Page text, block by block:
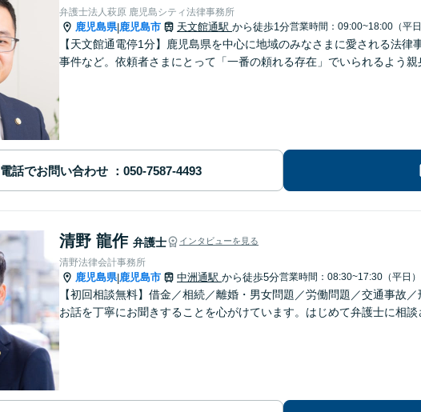
弁護士法人萩原 鹿児島シティ法律事務所
鹿児島県|鹿児島市 天文館通駅 から徒歩1分営業時間：09:00~18:00（平日
【天文館通電停1分】鹿児島県を中心に地域のみなさまに愛される法
事件など。依頼者さまにとって「一番の頼れる存在」でいられるよう
電話でお問い合わせ
清野 龍作 弁護士 インタビューを見る
清野法律会計事務所
鹿児島県|鹿児島市 中洲通駅 から徒歩5分営業時間：08:30~17:30（平日）
【初回相談無料】借金／相続／離婚・男女問題／労働問題／交通事故
お話を丁寧にお聞きすることを心がけています。はじめて弁護士に相談